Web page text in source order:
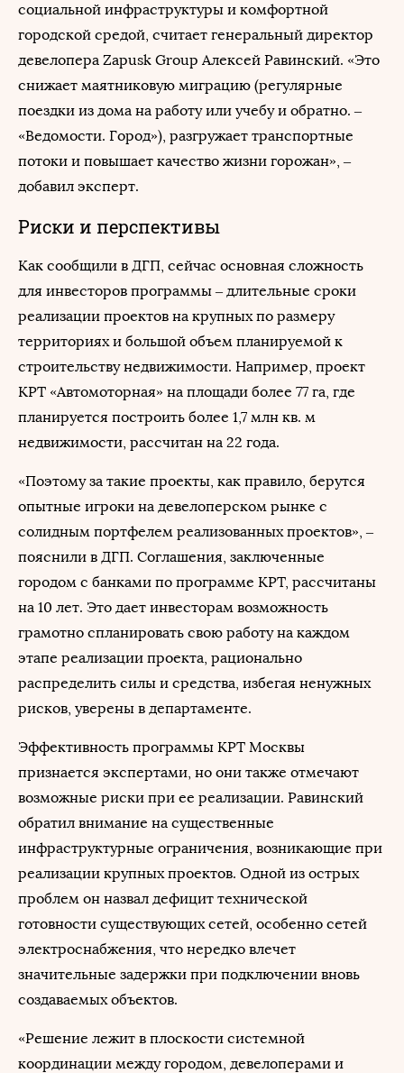
социальной инфраструктуры и комфортной
городской средой, считает генеральный директор
девелопера Zapusk Group Алексей Равинский. «Это
снижает маятниковую миграцию (регулярные
поездки из дома на работу или учебу и обратно. –
«Ведомости. Город»), разгружает транспортные
потоки и повышает качество жизни горожан», –
добавил эксперт.
Риски и перспективы
Как сообщили в ДГП, сейчас основная сложность
для инвесторов программы – длительные сроки
реализации проектов на крупных по размеру
территориях и большой объем планируемой к
строительству недвижимости. Например, проект
КРТ «Автомоторная» на площади более 77 га, где
планируется построить более 1,7 млн кв. м
недвижимости, рассчитан на 22 года.
«Поэтому за такие проекты, как правило, берутся
опытные игроки на девелоперском рынке с
солидным портфелем реализованных проектов», –
пояснили в ДГП. Соглашения, заключенные
городом с банками по программе КРТ, рассчитаны
на 10 лет. Это дает инвесторам возможность
грамотно спланировать свою работу на каждом
этапе реализации проекта, рационально
распределить силы и средства, избегая ненужных
рисков, уверены в департаменте.
Эффективность программы КРТ Москвы
признается экспертами, но они также отмечают
возможные риски при ее реализации. Равинский
обратил внимание на существенные
инфраструктурные ограничения, возникающие при
реализации крупных проектов. Одной из острых
проблем он назвал дефицит технической
готовности существующих сетей, особенно сетей
электроснабжения, что нередко влечет
значительные задержки при подключении вновь
создаваемых объектов.
«Решение лежит в плоскости системной
координации между городом, девелоперами и